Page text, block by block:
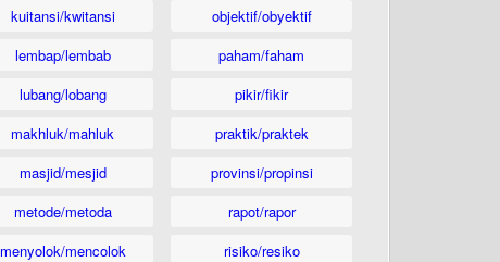
kuitansi/kwitansi
lembap/lembab
lubang/lobang
makhluk/mahluk
masjid/mesjid
metode/metoda
menyolok/mencolok
objektif/obyektif
paham/faham
pikir/fikir
praktik/praktek
provinsi/propinsi
rapot/rapor
risiko/resiko